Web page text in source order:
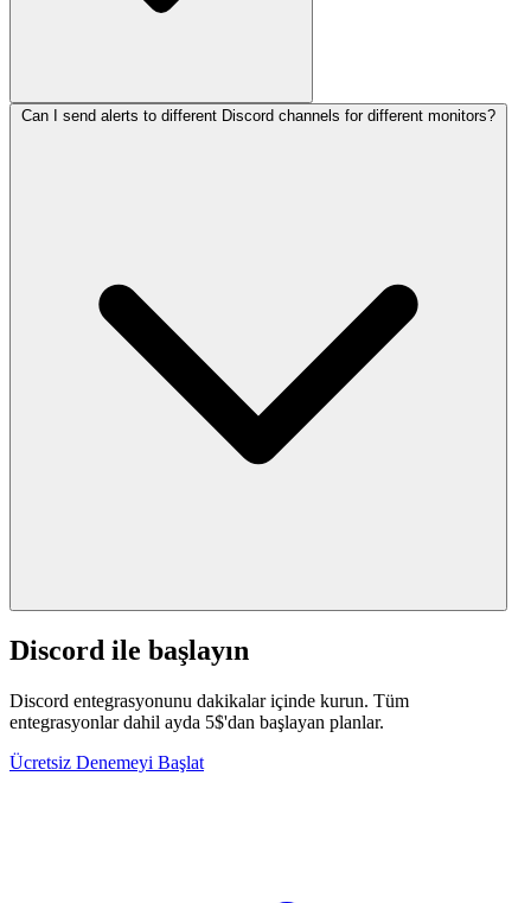
Can I send alerts to different Discord channels for different monitors?
Discord ile başlayın
Discord entegrasyonunu dakikalar içinde kurun. Tüm
entegrasyonlar dahil ayda 5$'dan başlayan planlar.
Ücretsiz Denemeyi Başlat